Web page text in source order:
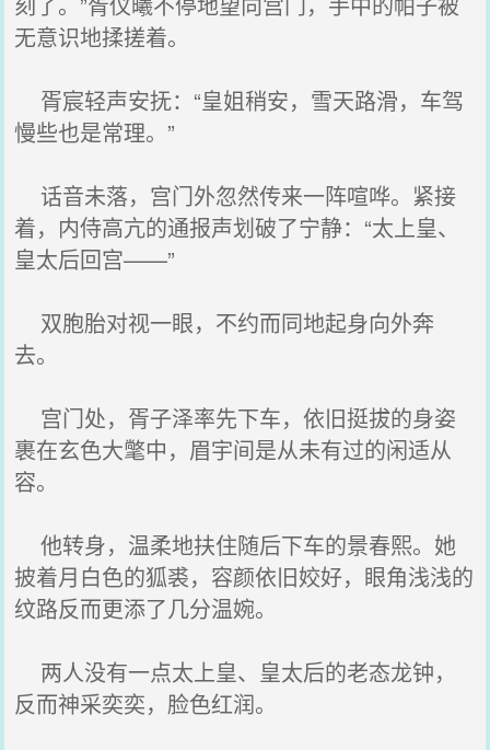
无意识地揉搓着。
胥宸轻声安抚：“皇姐稍安，雪天路滑，车驾
慢些也是常理。”
话音未落，宫门外忽然传来一阵喧哗。紧接
着，内侍高亢的通报声划破了宁静：“太上皇、
皇太后回宫——”
双胞胎对视一眼，不约而同地起身向外奔
去。
宫门处，胥子泽率先下车，依旧挺拔的身姿
裹在玄色大氅中，眉宇间是从未有过的闲适从
容。
他转身，温柔地扶住随后下车的景春熙。她
披着月白色的狐裘，容颜依旧姣好，眼角浅浅的
纹路反而更添了几分温婉。
两人没有一点太上皇、皇太后的老态龙钟，
反而神采奕奕，脸色红润。